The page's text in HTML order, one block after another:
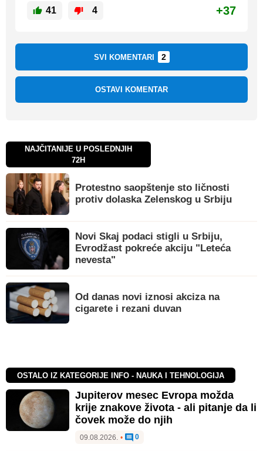
41 4 +37
SVI KOMENTARI 2
OSTAVI KOMENTAR
NAJČITANIJE U POSLEDNJIH
72H
Protestno saopštenje sto ličnosti
protiv dolaska Zelenskog u Srbiju
Novi Skaj podaci stigli u Srbiju,
Evrodžast pokreće akciju "Leteća
nevesta"
Od danas novi iznosi akciza na
cigarete i rezani duvan
OSTALO IZ KATEGORIJE INFO - NAUKA I TEHNOLOGIJA
Jupiterov mesec Evropa možda
krije znakove života - ali pitanje da li
čovek može do njih
09.08.2026. • 0